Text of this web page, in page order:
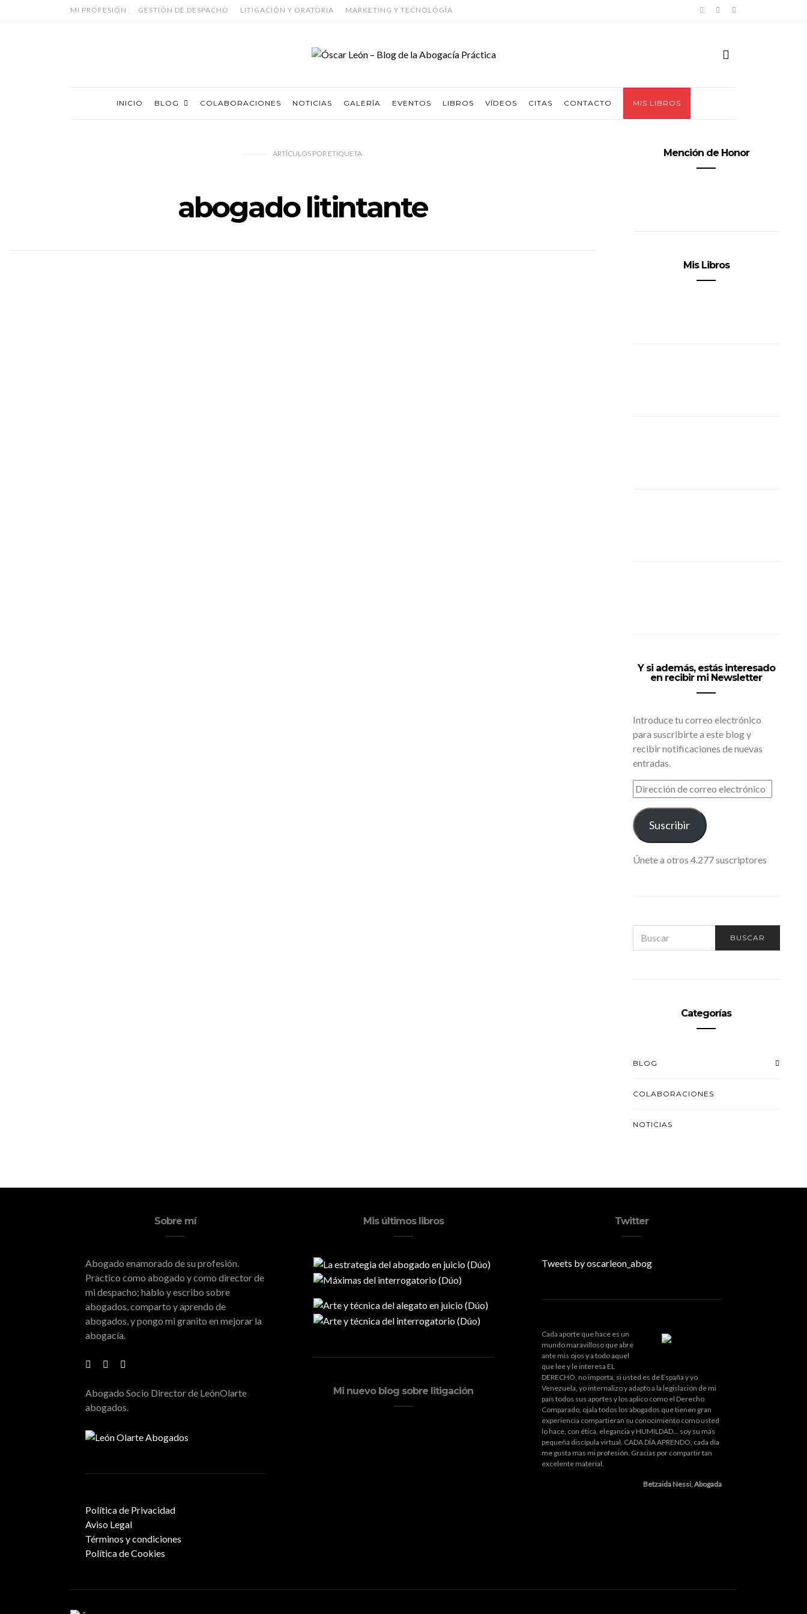
MI PROFESIÓN GESTIÓN DE DESPACHO LITIGACIÓN Y ORATORIA MARKETING Y TECNOLOGÍA
INICIO BLOG COLABORACIONES NOTICIAS GALERÍA EVENTOS LIBROS VÍDEOS CITAS CONTACTO MIS LIBROS
ARTÍCULOS PORETIQUETA
abogado litintante
Mención de Honor
Mis Libros
Y si además, estás interesado
en recibir mi Newsletter
Introduce tu correo electrónico
para suscribirte a este blog y
recibir notificaciones de nuevas
entradas.
DIRECCIÓN
DE
CORREO
ELECTRÓNICO
Suscribir
Únete a otros 4.277 suscriptores
FOR:
BUSCAR
Categorías
BLOG
COLABORACIONES
NOTICIAS
Sobre mí
Abogado enamorado de su profesión.
Practico como abogado y como director de
mi despacho; hablo y escribo sobre
abogados, comparto y aprendo de
abogados, y pongo mi granito en mejorar la
abogacía.
Abogado Socio Director de LeónOlarte
abogados.
Política de Privacidad
Aviso Legal
Términos y condiciones
Política de Cookies
Mis últimos libros
Mi nuevo blog sobre litigación
Twitter
Tweets by oscarleon_abog
Cada aporte que hace es un
mundo maravilloso que abre
ante mis ojos y a todo aquel
que lee y le interesa EL
DERECHO, no importa, si usted es de España y yo
Venezuela, yo internalizo y adapto a la legislación de mi
país todos sus aportes y los aplico como el Derecho
Comparado, ojala todos los abogados que tienen gran
experiencia compartieran su conocimiento como usted
lo hace, con ética, elegancia y HUMILDAD... soy su más
pequeña discípula virtual. CADA DÍA APRENDO, cada día
me gusta mas mi profesión. Gracias por compartir tan
excelente material.
Betzaida Nessi, Abogada